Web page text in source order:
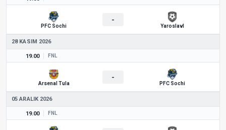
PFC Sochi
-
Yaroslavl
28 KASIM 2026
19.00 FNL
Arsenal Tula
-
PFC Sochi
05 ARALIK 2026
19.00 FNL